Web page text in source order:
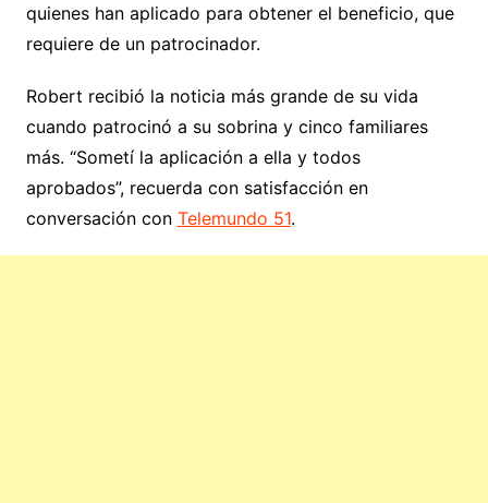
quienes han aplicado para obtener el beneficio, que
requiere de un patrocinador.
Robert recibió la noticia más grande de su vida
cuando patrocinó a su sobrina y cinco familiares
más. “Sometí la aplicación a ella y todos
aprobados”, recuerda con satisfacción en
conversación con Telemundo 51.